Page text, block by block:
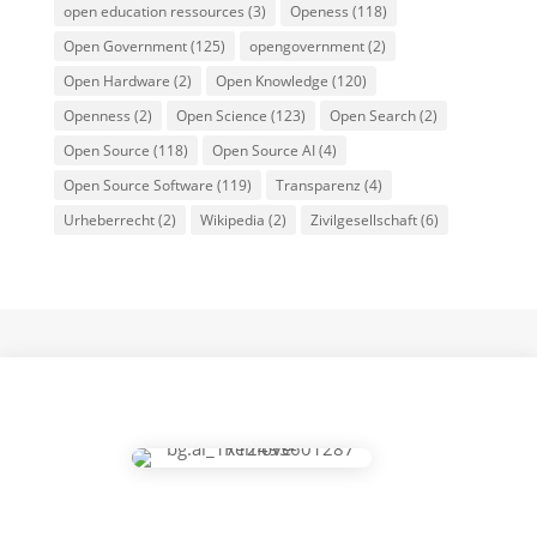
open education ressources (3) Openess (118)
Open Government(125) opengovernment(2)
Open Hardware (2) Open Knowledge (120)
Openness (2) Open Science (123) Open Search(2)
Open Source (118) Open Source AI(4)
Open Source Software (119) Transparenz (4)
Urheberrecht(2) Wikipedia (2) Zivilgesellschaft(6)